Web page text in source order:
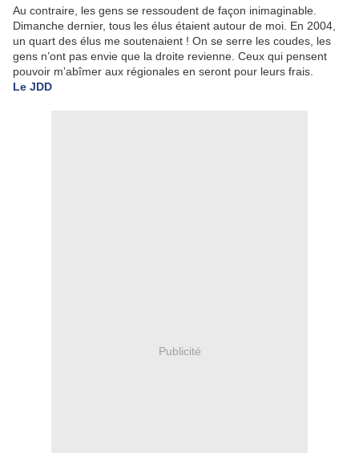
Au contraire, les gens se ressoudent de façon inimaginable.
Dimanche dernier, tous les élus étaient autour de moi. En 2004,
un quart des élus me soutenaient ! On se serre les coudes, les
gens n’ont pas envie que la droite revienne. Ceux qui pensent
pouvoir m’abîmer aux régionales en seront pour leurs frais.
Le JDD
Publicité